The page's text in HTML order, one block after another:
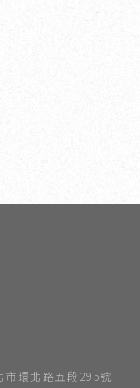
環北路五段295號